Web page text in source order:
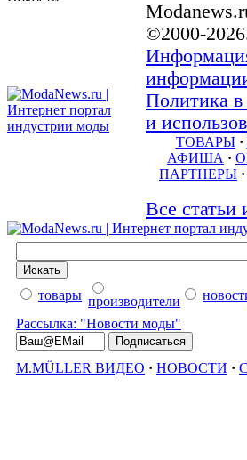
©2000-
Политика
и
ТОВАРЫ ·
АФИША ·
ПАРТНЕРЫ ·
Все статьи
товары производители
Рассылка: "Новости моды"
M.MÜLLER ВИДЕО · НОВОСТИ ·